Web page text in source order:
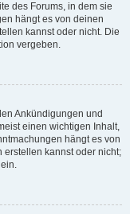
des Forums, in dem sie
hängt es von deinen
kannst oder nicht. Die
vergeben.
Ankündigungen und
einen wichtigen Inhalt,
hängt es von
kannst oder nicht;